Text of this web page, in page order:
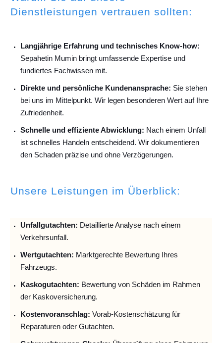
Dienstleistungen vertrauen sollten:
Langjährige Erfahrung und technisches Know-how:
Sepahetin Mumin bringt umfassende Expertise und
fundiertes Fachwissen mit.
Direkte und persönliche Kundenansprache: Sie stehen
bei uns im Mittelpunkt. Wir legen besonderen Wert auf Ihre
Zufriedenheit.
Schnelle und effiziente Abwicklung: Nach einem Unfall
ist schnelles Handeln entscheidend. Wir dokumentieren
den Schaden präzise und ohne Verzögerungen.
Unsere Leistungen im Überblick:
Unfallgutachten: Detaillierte Analyse nach einem
Verkehrsunfall.
Wertgutachten: Marktgerechte Bewertung Ihres
Fahrzeugs.
Kaskogutachten: Bewertung von Schäden im Rahmen
der Kaskoversicherung.
Kostenvoranschlag: Vorab-Kostenschätzung für
Reparaturen oder Gutachten.